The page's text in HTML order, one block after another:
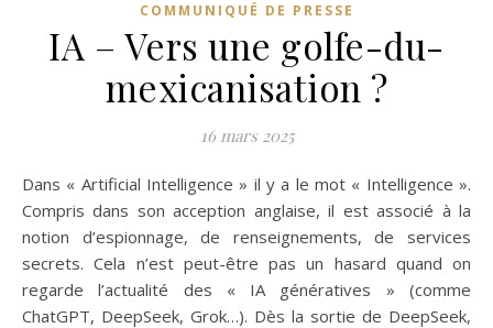
COMMUNIQUÉ DE PRESSE
IA – Vers une golfe-du-
mexicanisation ?
16 mars 2025
Dans « Artificial Intelligence » il y a le mot « Intelligence ».
Compris dans son acception anglaise, il est associé à la
notion d’espionnage, de renseignements, de services
secrets. Cela n’est peut-être pas un hasard quand on
regarde l’actualité des « IA génératives » (comme
ChatGPT, DeepSeek, Grok…). Dès la sortie de DeepSeek,